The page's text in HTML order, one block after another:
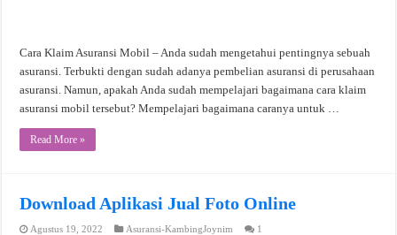
Cara Klaim Asuransi Mobil – Anda sudah mengetahui pentingnya sebuah
asuransi. Terbukti dengan sudah adanya pembelian asuransi di perusahaan
asuransi. Namun, apakah Anda sudah mempelajari bagaimana cara klaim
asuransi mobil tersebut? Mempelajari bagaimana caranya untuk …
Read More »
Download Aplikasi Jual Foto Online
Agustus 19, 2022 Asuransi-KambingJoynim 1